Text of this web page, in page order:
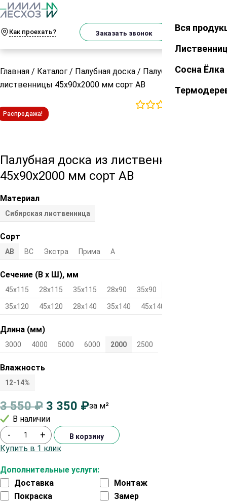
Как проехать? Заказать звонок Закрыть
Вся
Сосна Ёлка
Главная / Каталог / Палубная доска / Палубная доска из
лиственницы 45х90х2000 мм сорт АВ
Распродажа!
Палубная доска из лиственницы
45х90х2000 мм сорт АВ
Материал
Сибирская лиственница
Сорт
АВ ВС Экстра Прима А
Сечение (В х Ш), мм
45х115 28х115 35х115 28х90 35х90
35х120 45х120 28х140 35х140 45х140
Длина (мм)
3000 4000 5000 6000 2000 2500
Влажность
12-14%
3 550₽ 3 350 ₽за м²
В наличии
Дополнительные услуги:
Доставка
Монтаж
Покраска
Замер
- + В корзину
Купить в 1 клик